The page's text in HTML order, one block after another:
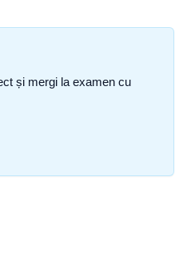
și mergi la examen cu